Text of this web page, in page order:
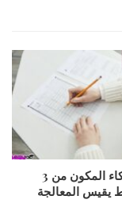
اختبار الذكاء المكون من 3
يقيس المعالجة